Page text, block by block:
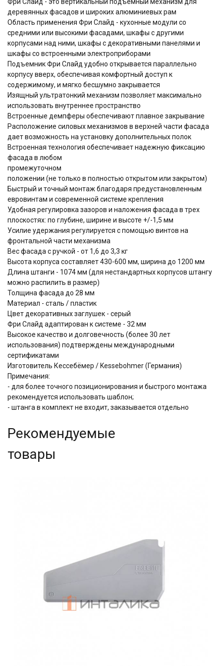
деревянных фасадов и широких алюминиевых рам
Область применения Фри Слайд - кухонные модули со
средними или высокими фасадами, шкафы с другими
корпусами над ними, шкафы с декоративными панелями и
шкафы со встроенными электроприборами
Подъемник Фри Слайд удобно открывается параллельно
корпусу вверх, обеспечивая комфортный доступ к
содержимому, и мягко бесшумно закрывается
Изящный ультратонкий механизм позволяет максимально
использовать внутреннее пространство
Встроенные демпферы обеспечивают плавное закрывание
Расположение силовых механизмов в верхней части фасада
дает возможность на установку дополнительных полок
Встроенная технология обеспечивает надежную фиксацию
фасада в любом
промежуточном
положении (не только в полностью открытом или закрытом)
Быстрый и точный монтаж благодаря предустановленным
евровинтам и современной системе крепления
Удобная регулировка зазоров и наложения фасада в трех
плоскостях: по глубине, ширине и высоте +/-1,5 мм
Усилие удержания регулируется с помощью винтов на
фронтальной части механизма
Вес фасада с ручкой - от 1,6 до 3,3 кг
Высота корпуса составляет 430-600 мм, ширина до 1200 мм
Длина штанги - 1074 мм (для нестандартных корпусов штангу
можно распилить в размер)
Толщина фасада до 28 мм
Материал - сталь / пластик
Цвет декоративных заглушек - серый
Фри Слайд адаптирован к системе - 32 мм
Высокое качество и долговечность (более 30 лет
использования) подтверждены международными
сертификатами
Изготовитель Кессебёмер / Kessebohmer (Германия)
Примечания:
- для более точного позиционирования и быстрого монтажа
рекомендуется использовать шаблон;
- штанга в комплект не входит, заказывается отдельно
Рекомендуемые
товары